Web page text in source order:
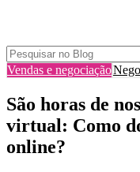
Vendas e negociação
São horas de
virtual: Como
online?